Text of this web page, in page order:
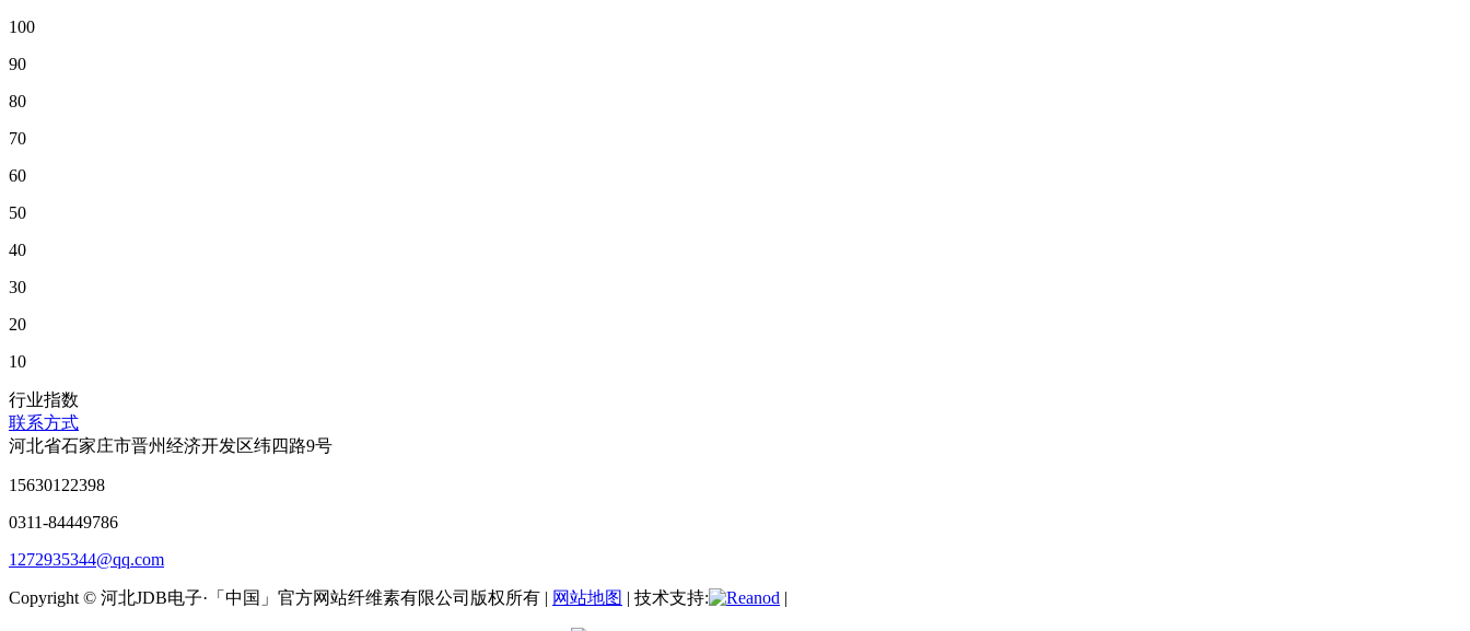
100
90
80
70
60
50
40
30
20
10
行业指数
联系方式
河北省石家庄市晋州经济开发区纬四路9号
15630122398
0311-84449786
1272935344@qq.com
Copyright © 河北JDB电子·「中国」官方网站纤维素有限公司版权所有 | 网站地图 | 技术支持: |